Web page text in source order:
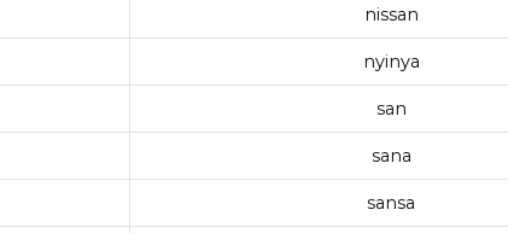
nissan
nyinya
san
sana
sansa